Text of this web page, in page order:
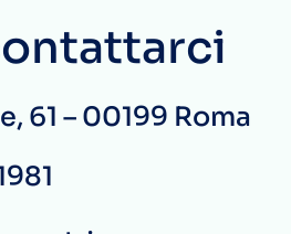
61 – 00199 Roma